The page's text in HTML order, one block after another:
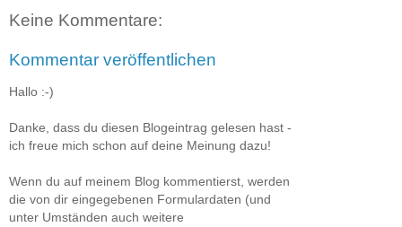
Keine Kommentare:
Kommentar veröffentlichen
Hallo :-)
Danke, dass du diesen Blogeintrag gelesen hast -
ich freue mich schon auf deine Meinung dazu!
Wenn du auf meinem Blog kommentierst, werden
die von dir eingegebenen Formulardaten (und
unter Umständen auch weitere